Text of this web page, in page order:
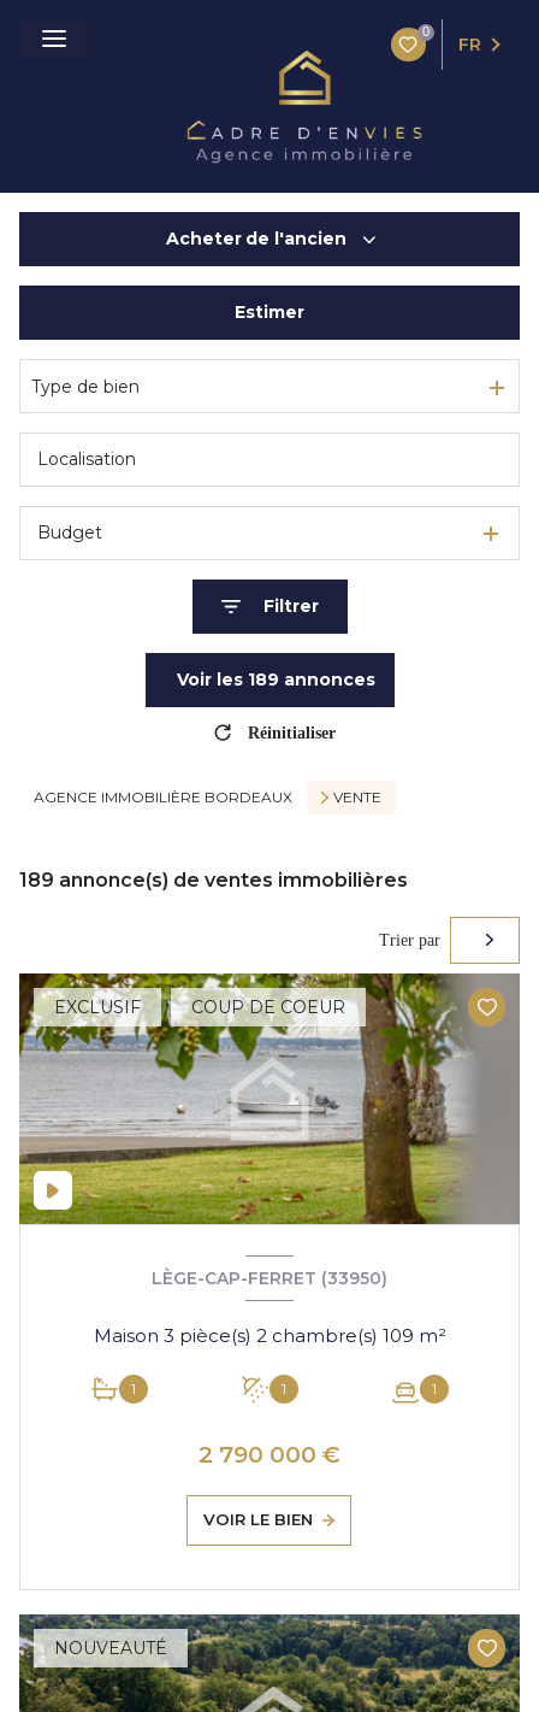
0
FR
Acheter de l'ancien
De l'immo pro
Estimer
Type de bien
Budget
Filtrer
Voir les 189 annonces
Réinitialiser
AGENCE IMMOBILIÈRE BORDEAUX VENTE
189 annonce(s) de ventes immobilières
Trier par
EXCLUSIF COUP DE COEUR
LÈGE-CAP-FERRET (33950)
Maison 3 pièce(s) 2 chambre(s) 109 m²
1 1 1
2 790 000 €
VOIR LE BIEN
NOUVEAUTÉ